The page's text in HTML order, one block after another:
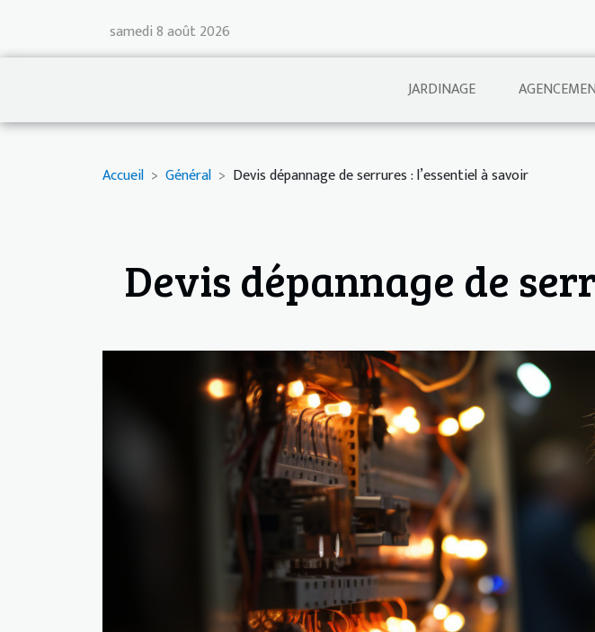
samedi 8 août 2026
JARDINAGE
Accueil Général Devis dépannage de serrures : l’essentiel à savoir
Devis dépannage de